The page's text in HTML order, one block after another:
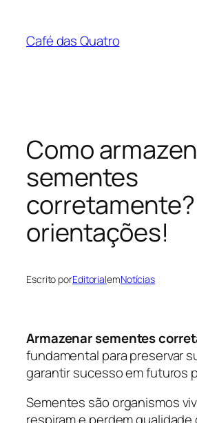
Café das Quatro
Como
sementes
corretamente?
orientações!
Escrito porEditorialemNotícias
Armazenar sementes
fundamental para preservar
garantir sucesso em futuros
Sementes são organismos